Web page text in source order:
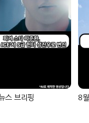
스 브리핑 8